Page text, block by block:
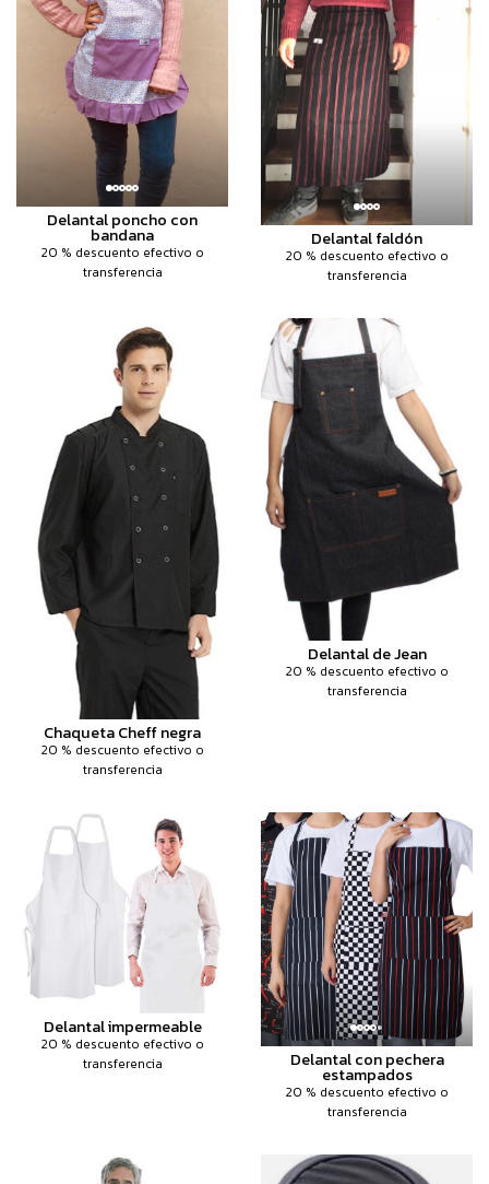
Delantal poncho con
bandana
20 % descuento efectivo o
transferencia
Delantal faldón
20 % descuento efectivo o
transferencia
Chaqueta Cheff negra
20 % descuento efectivo o
transferencia
Delantal de Jean
20 % descuento efectivo o
transferencia
Delantal impermeable
20 % descuento efectivo o
transferencia
Delantal con pechera
estampados
20 % descuento efectivo o
transferencia